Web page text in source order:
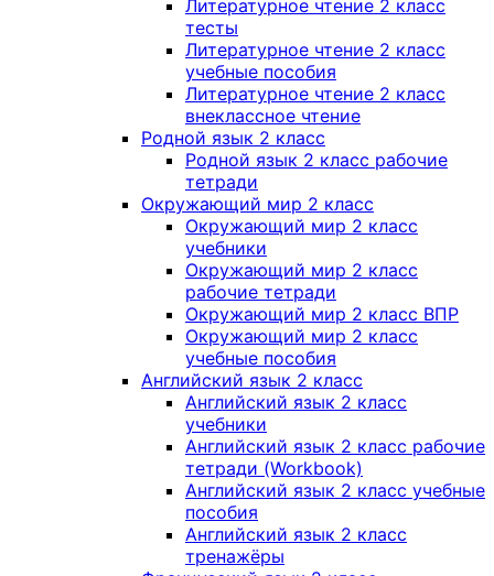
Литературное чтение 2 класс
тесты
Литературное чтение 2 класс
учебные пособия
Литературное чтение 2 класс
внеклассное чтение
Родной язык 2 класс
Родной язык 2 класс рабочие
тетради
Окружающий мир 2 класс
Окружающий мир 2 класс
учебники
Окружающий мир 2 класс
рабочие тетради
Окружающий мир 2 класс ВПР
Окружающий мир 2 класс
учебные пособия
Английский язык 2 класс
Английский язык 2 класс
учебники
Английский язык 2 класс рабочие
тетради (Workbook)
Английский язык 2 класс учебные
пособия
Английский язык 2 класс
тренажёры